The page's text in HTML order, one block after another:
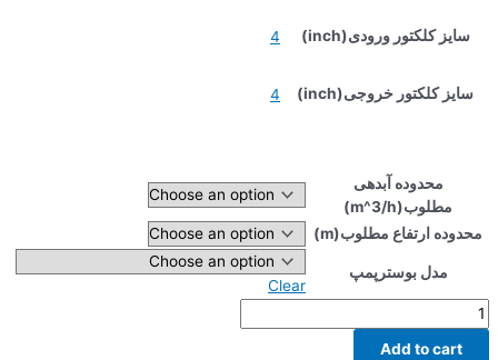
سایز کلکتور ورودی(inch) 4
سایز کلکتور خروجی(inch) 4
محدوده آبدهی
مطلوب(m^3/h)
محدوده ارتفاع مطلوب(m)
مدل بوسترپمپ
Clear
بوسترپمپ
دورمتغیر
Add to cart